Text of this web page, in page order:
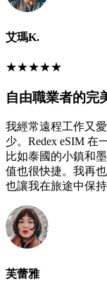
艾瑪K.
★★★★★
自由職業者的完
我經常遠程工作又
少。Redex eSIM 在
比如泰國的小鎮和
值也很快捷。我再
也讓我在旅途中保持
芙蕾雅